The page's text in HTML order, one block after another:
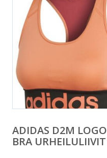
ADIDAS D2M LOGO
BRA URHEILULIIVIT